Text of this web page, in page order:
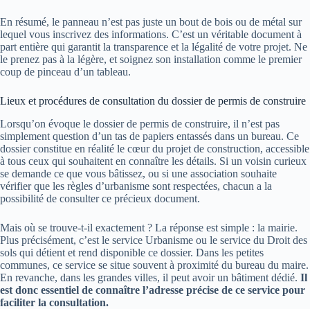
En résumé, le panneau n’est pas juste un bout de bois ou de métal sur
lequel vous inscrivez des informations. C’est un véritable document à
part entière qui garantit la transparence et la légalité de votre projet. Ne
le prenez pas à la légère, et soignez son installation comme le premier
coup de pinceau d’un tableau.
Lieux et procédures de consultation du dossier de permis de construire
Lorsqu’on évoque le dossier de permis de construire, il n’est pas
simplement question d’un tas de papiers entassés dans un bureau. Ce
dossier constitue en réalité le cœur du projet de construction, accessible
à tous ceux qui souhaitent en connaître les détails. Si un voisin curieux
se demande ce que vous bâtissez, ou si une association souhaite
vérifier que les règles d’urbanisme sont respectées, chacun a la
possibilité de consulter ce précieux document.
Mais où se trouve-t-il exactement ? La réponse est simple : la mairie.
Plus précisément, c’est le service Urbanisme ou le service du Droit des
sols qui détient et rend disponible ce dossier. Dans les petites
communes, ce service se situe souvent à proximité du bureau du maire.
En revanche, dans les grandes villes, il peut avoir un bâtiment dédié. Il
est donc essentiel de connaître l’adresse précise de ce service pour
faciliter la consultation.